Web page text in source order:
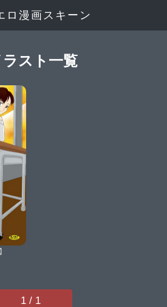
ロ漫画スキーン
スト一覧
1 / 1